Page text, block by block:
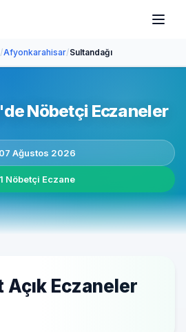
/Afyonkarahisar/Sultandağı
Nöbetçi Eczaneler
Ağustos 2026
1 Nöbetçi Eczane
Açık Eczaneler